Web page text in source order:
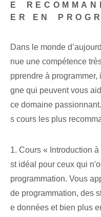
E
ER EN
Dans le monde
nue une compétence
pprendre à
gne qui peuvent vous
ce domaine
s cours les plus
1. Cours « Introduction​
st idéal pour ‌ceux‌ qui
programmation. Vous
de programmation, des
e données et bien plus